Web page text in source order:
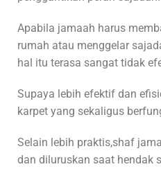
Apabila jamaah harus
rumah atau menggelar
hal itu terasa sangat tidak
Supaya lebih efektif dan
karpet yang sekaligus
Selain lebih praktis,shaf
dan diluruskan saat hendak